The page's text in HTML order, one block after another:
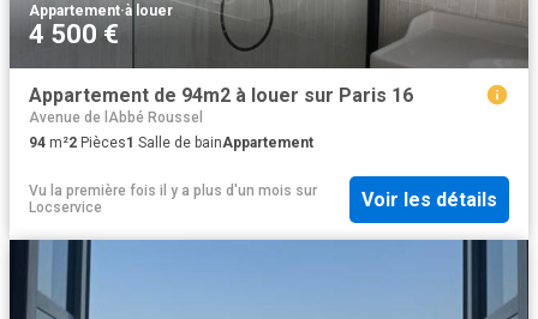
Appartement·à louer
4 500 €
Appartement de 94m2 à louer sur Paris 16
Avenue de lAbbé Roussel
94 m²2 Pièces1 Salle de bainAppartement
Vu la première fois il y a plus d'un mois sur
Locservice
Voir les détails